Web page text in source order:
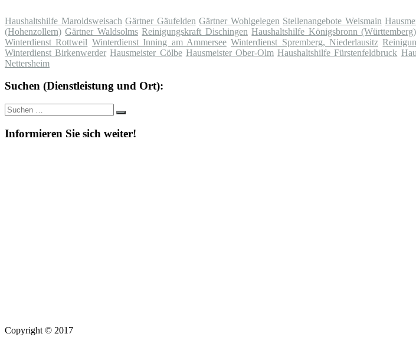
Haushaltshilfe Maroldsweisach Gärtner Gäufelden Gärtner Wohlgelegen Stellenangebote Weismain
(Hohenzollern) Gärtner Waldsolms Reinigungskraft Dischingen Haushaltshilfe Königsbronn (Württemberg)
Winterdienst Rottweil Winterdienst Inning am Ammersee Winterdienst Spremberg, Niederlausitz
Winterdienst Birkenwerder Hausmeister Cölbe Hausmeister Ober-Olm Haushaltshilfe Fürstenfeldbruck
Nettersheim
Suchen (Dienstleistung und Ort):
Suche
nach:
Suchen
Informieren Sie sich weiter!
Copyright © 2017